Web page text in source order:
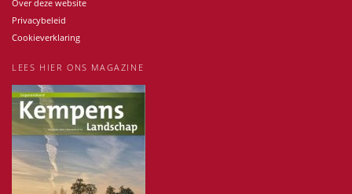
Over deze website
Privacybeleid
Cookieverklaring
LEES HIER ONS MAGAZINE